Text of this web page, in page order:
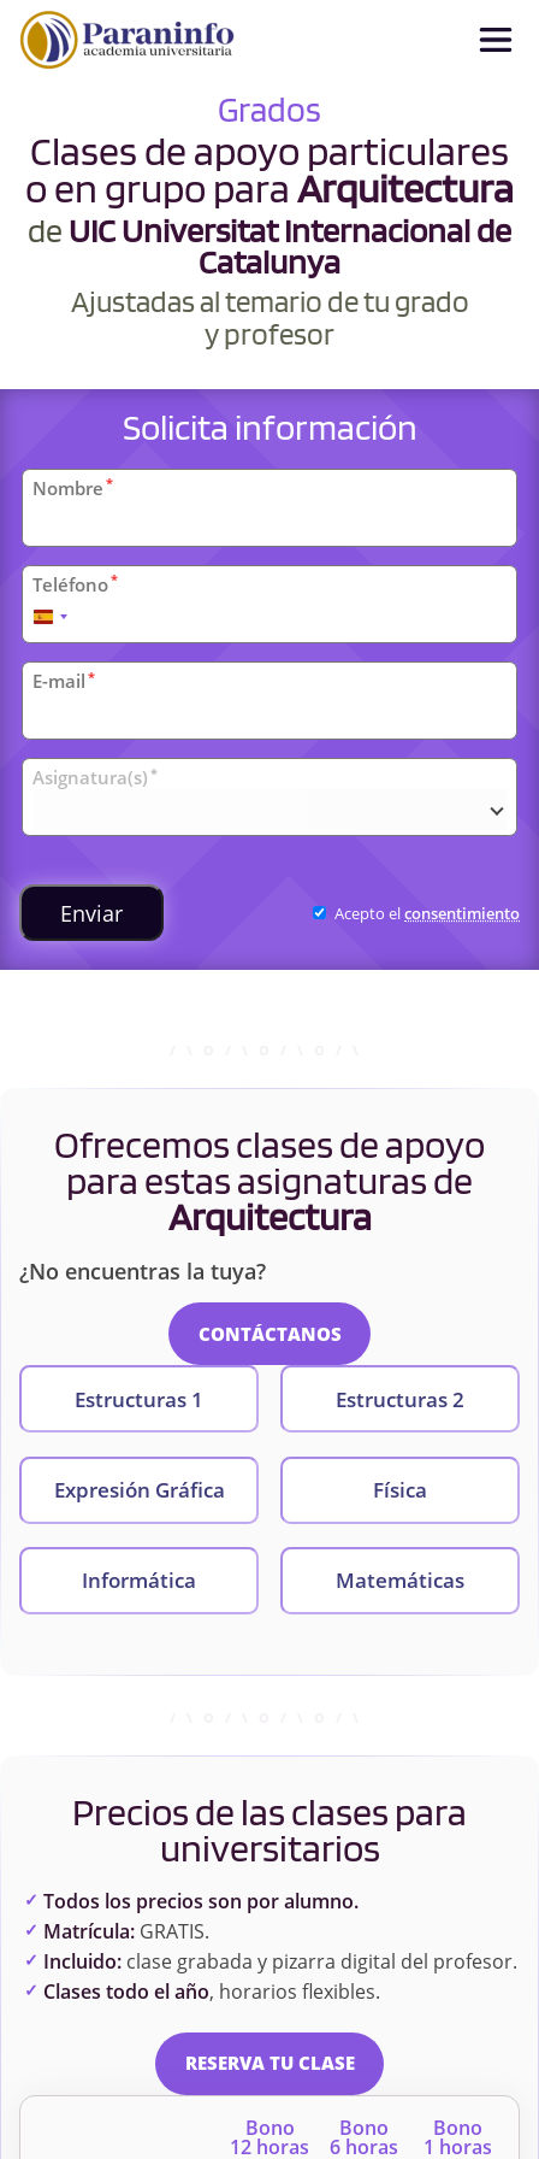
Grados
Clases de apoyo particulares
o en grupo para Arquitectura
de UIC Universitat Internacional de
Catalunya
Ajustadas al temario de tu grado
y profesor
Solicita información
Datos
personales
Nombre *
Teléfono*
España
+34
E-mail *
Clases
universitarias
Asignatura(s) *
Enviar Acepto elconsentimiento
Ofrecemos clases de apoyo
para estas asignaturas de
Arquitectura
¿No encuentras la tuya?
CONTÁCTANOS
Estructuras 1 Estructuras 2
Expresión Gráfica Física
Informática Matemáticas
Precios de las clases para
universitarios
Todos los precios son por alumno.
Matrícula:GRATIS.
Incluido:clase grabada y pizarra digital del profesor.
Clases todo el año, horarios flexibles.
RESERVA TU CLASE
Bono
12 horas
Bono
6 horas
Bono
1 horas